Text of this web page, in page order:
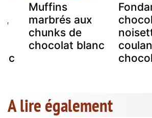
Muffins
marbrés aux
chunks de
chocolat blanc
A lire également